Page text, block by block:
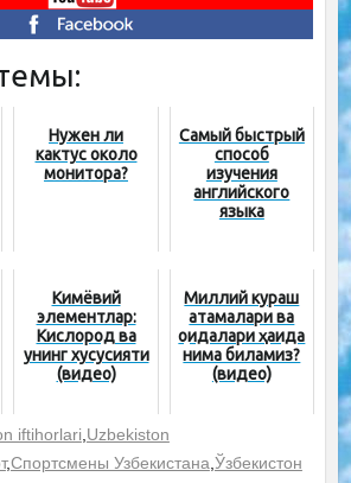
Нужен ли
кактус около
монитора?
Самый быстрый
способ
изучения
английского
языка
Кимёвий
элементлар:
Кислород ва
унинг хусусияти
(видео)
Миллий кураш
атамалари ва
қоидалари ҳақида
нима биламиз?
(видео)
iftihorlari Uzbekiston
,Спортсмены Узбекистана Ўзбекистон